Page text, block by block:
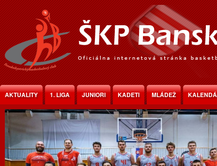
Jump to Content
AKTUALITY 1. LIGA JUNIORI KADETI MLÁDEŽ